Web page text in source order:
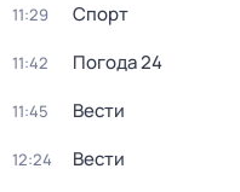
11:29 Спорт
11:42 Погода 24
11:45 Вести
12:24 Вести